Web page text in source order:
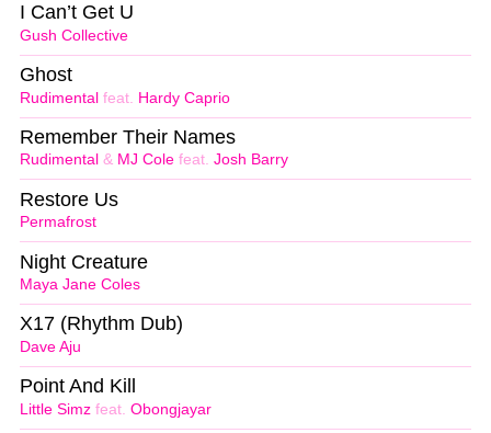
Gush Collective
I Can’t Get U
Rudimental feat. Hardy Caprio
Ghost
Rudimental & MJ Cole feat. Josh Barry
Remember Their Names
Permafrost
Restore Us
Maya Jane Coles
Night Creature
Dave Aju
X17 (Rhythm Dub)
Little Simz feat. Obongjayar
Point And Kill